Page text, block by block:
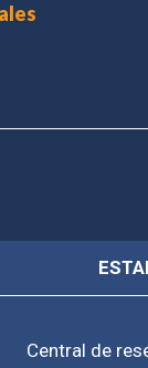
Central de